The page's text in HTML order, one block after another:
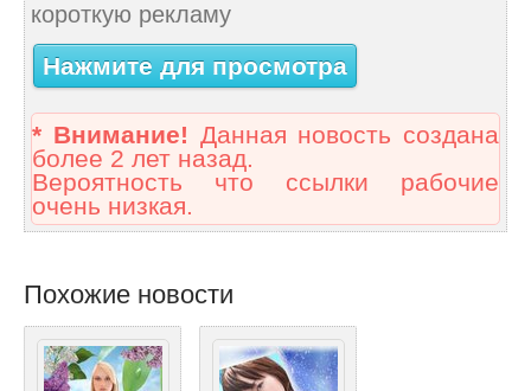
короткую рекламу
Нажмите для просмотра
* Внимание! Данная новость создана
более 2 лет назад.
Вероятность что ссылки рабочие
очень низкая.
Похожие новости